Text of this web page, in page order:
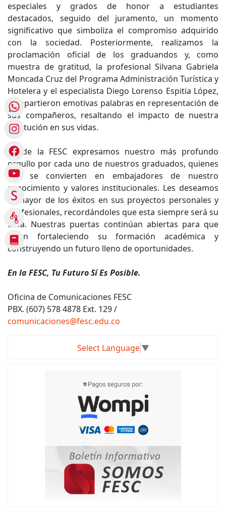
especiales y grados de honor a estudiantes
destacados, seguido del juramento, un momento
significativo que simboliza el compromiso adquirido
con la sociedad. Posteriormente, realizamos la
proclamación oficial de los graduandos y, como
muestra de gratitud, la profesional Silvana Gabriela
Moncada Cruz del Programa Administración Turística y
Hotelera y el especialista Diego Lorenso Espitia López,
compartieron emotivas palabras en representación de
sus compañeros, resaltando el impacto de nuestra
institución en sus vidas.
Desde la FESC expresamos nuestro más profundo
orgullo por cada uno de nuestros graduados, quienes
hoy se convierten en embajadores de nuestro
conocimiento y valores institucionales. Les deseamos
el mayor de los éxitos en sus proyectos personales y
profesionales, recordándoles que esta siempre será su
casa. Nuestras puertas continúan abiertas para que
sigan fortaleciendo su formación académica y
construyendo un futuro lleno de oportunidades.
En la FESC, Tu Futuro Sí Es Posible.
Oficina de Comunicaciones FESC
PBX. (607) 578 4878 Ext. 129 /
comunicaciones@fesc.edu.co
Select Language▼